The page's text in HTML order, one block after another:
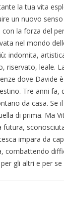
la tua vita
un nuovo
la forza del
nel mondo
indomita,
riservato, leale.
dove Davide
Tre anni
da casa. Se
di prima. Ma
futura,
impara da
combattendo
gli altri e per se